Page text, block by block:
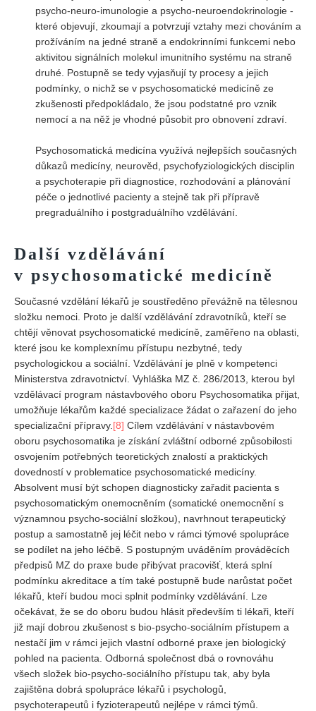
psycho-neuro-imunologie a psycho-neuroendokrinologie -
které objevují, zkoumají a potvrzují vztahy mezi chováním a
prožíváním na jedné straně a endokrinními funkcemi nebo
aktivitou signálních molekul imunitního systému na straně
druhé. Postupně se tedy vyjasňují ty procesy a jejich
podmínky, o nichž se v psychosomatické medicíně ze
zkušenosti předpokládalo, že jsou podstatné pro vznik
nemocí a na něž je vhodné působit pro obnovení zdraví.
Psychosomatická medicína využívá nejlepších současných
důkazů medicíny, neurověd, psychofyziologických disciplin
a psychoterapie při diagnostice, rozhodování a plánování
péče o jednotlivé pacienty a stejně tak při přípravě
pregraduálního i postgraduálního vzdělávání.
Další vzdělávání
v psychosomatické medicíně
Současné vzdělání lékařů je soustředěno převážně na tělesnou
složku nemoci. Proto je další vzdělávání zdravotníků, kteří se
chtějí věnovat psychosomatické medicíně, zaměřeno na oblasti,
které jsou ke komplexnímu přístupu nezbytné, tedy
psychologickou a sociální. Vzdělávání je plně v kompetenci
Ministerstva zdravotnictví. Vyhláška MZ č. 286/2013, kterou byl
vzdělávací program nástavbového oboru Psychosomatika přijat,
umožňuje lékařům každé specializace žádat o zařazení do jeho
specializační přípravy. [8] Cílem vzdělávání v nástavbovém
oboru psychosomatika je získání zvláštní odborné způsobilosti
osvojením potřebných teoretických znalostí a praktických
dovedností v problematice psychosomatické medicíny.
Absolvent musí být schopen diagnosticky zařadit pacienta s
psychosomatickým onemocněním (somatické onemocnění s
významnou psycho-sociální složkou), navrhnout terapeutický
postup a samostatně jej léčit nebo v rámci týmové spolupráce
se podílet na jeho léčbě. S postupným uváděním prováděcích
předpisů MZ do praxe bude přibývat pracovišť, která splní
podmínku akreditace a tím také postupně bude narůstat počet
lékařů, kteří budou moci splnit podmínky vzdělávání. Lze
očekávat, že se do oboru budou hlásit především ti lékaři, kteří
již mají dobrou zkušenost s bio-psycho-sociálním přístupem a
nestačí jim v rámci jejich vlastní odborné praxe jen biologický
pohled na pacienta. Odborná společnost dbá o rovnováhu
všech složek bio-psycho-sociálního přístupu tak, aby byla
zajištěna dobrá spolupráce lékařů i psychologů,
psychoterapeutů i fyzioterapeutů nejlépe v rámci týmů.